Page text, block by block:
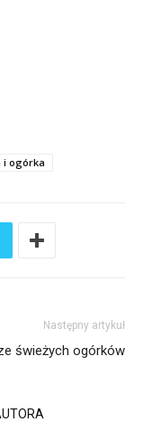
i ogórka
Następny artykuł
świeżych ogórków